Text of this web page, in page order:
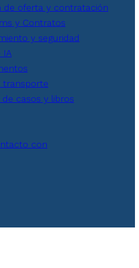
de oferta y contratación
y Contratos
y seguridad
IA
transporte
de casos y libros
con